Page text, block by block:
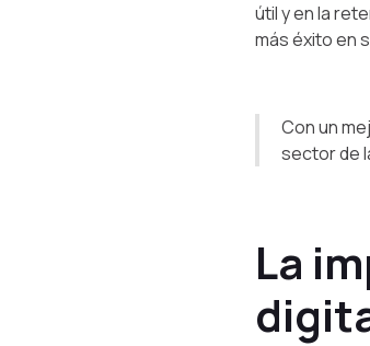
útil y en la
más éxito en
Con un
sector de
La